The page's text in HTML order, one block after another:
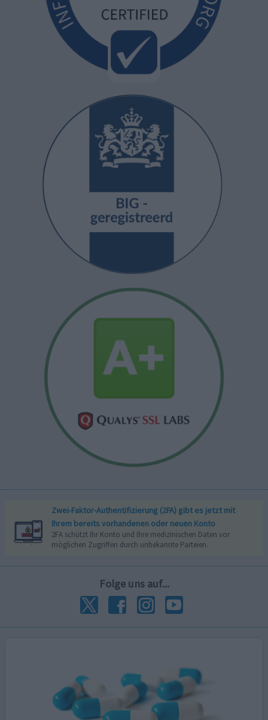
Zwei-Faktor-Authentifizierung (2FA) gibt es jetzt mit
Ihrem bereits vorhandenen oder neuen Konto
2FA schützt Ihr Konto und Ihre medizinischen Daten vor
möglichen Zugriffen durch unbekannte Parteien.
Folge uns auf...